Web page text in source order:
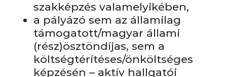
szakképzés valamelyikében,
a pályázó sem az államilag
támogatott/magyar állami
(rész)ösztöndíjas, sem a
költségtérítéses/önköltséges
képzésén – aktív hallgatói